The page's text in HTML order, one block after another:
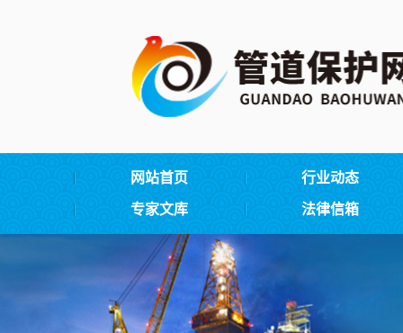
网站首页 行业动态
专家文库 法律信箱